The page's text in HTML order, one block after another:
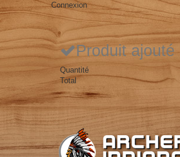
Connexion
Produit
Quantité
Total